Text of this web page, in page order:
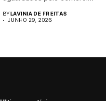
BYLAVINIA DE FREITAS
JUNHO 29, 2026